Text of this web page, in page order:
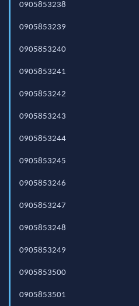
0905853238
0905853239
0905853240
0905853241
0905853242
0905853243
0905853244
0905853245
0905853246
0905853247
0905853248
0905853249
0905853500
0905853501